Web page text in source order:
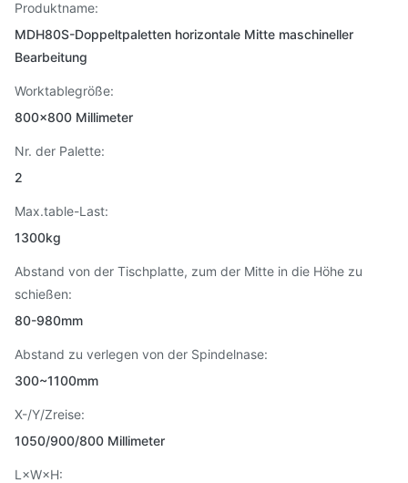
Produktname:
MDH80S-Doppeltpaletten horizontale Mitte maschineller
Bearbeitung
Worktablegröße:
800×800 Millimeter
Nr. der Palette:
2
Max.table-Last:
1300kg
Abstand von der Tischplatte, zum der Mitte in die Höhe zu
schießen:
80-980mm
Abstand zu verlegen von der Spindelnase:
300~1100mm
X-/Y/Zreise:
1050/900/800 Millimeter
L×W×H: